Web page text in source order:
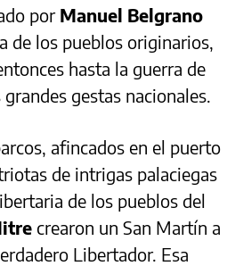
por Manuel Belgrano
de los pueblos originarios,
hasta la guerra de
gestas nacionales.
afincados en el puerto
de intrigas palaciegas
de los pueblos del
crearon un San Martín a
Libertador. Esa